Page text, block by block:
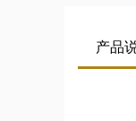
产品